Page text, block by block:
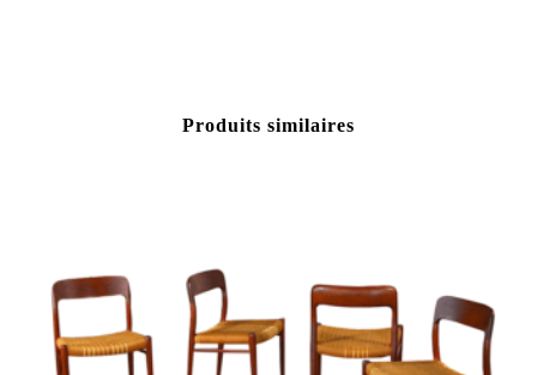
Produits similaires